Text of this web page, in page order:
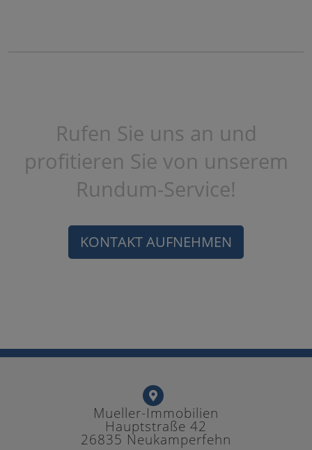
Rufen Sie uns an und
profitieren Sie von unserem
Rundum-Service!
KONTAKT AUFNEHMEN
Mueller-Immobilien
Hauptstraße 42
26835 Neukamperfehn